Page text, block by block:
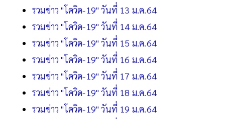
รวมข่าว "โควิด-19" วันที่ 13 ม.ค.64
รวมข่าว "โควิด-19" วันที่ 14 ม.ค.64
รวมข่าว "โควิด-19" วันที่ 15 ม.ค.64
รวมข่าว "โควิด-19" วันที่ 16 ม.ค.64
รวมข่าว "โควิด-19" วันที่ 17 ม.ค.64
รวมข่าว "โควิด-19" วันที่ 18 ม.ค.64
รวมข่าว "โควิด-19" วันที่ 19 ม.ค.64